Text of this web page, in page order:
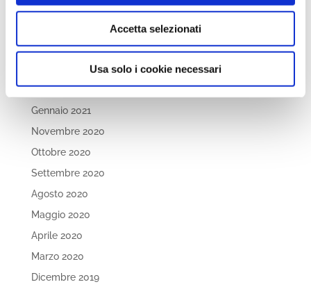
Accetta selezionati
Usa solo i cookie necessari
Luglio 2021
Aprile 2021
Febbraio 2021
Gennaio 2021
Novembre 2020
Ottobre 2020
Settembre 2020
Agosto 2020
Maggio 2020
Aprile 2020
Marzo 2020
Dicembre 2019